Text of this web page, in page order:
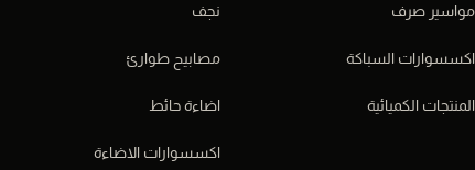
مواسير صرف
اكسسوارات السباكة
المنتجات الكميائية
نجف
مصابيح طوارئ
اضاءة حائط
اكسسوارات الاضاءة